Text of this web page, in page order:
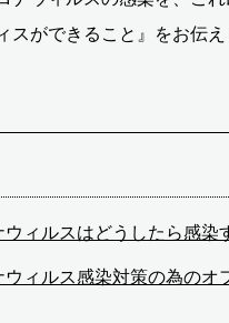
スができること』をお伝え
ウィルスはどうしたら感染
ウィルス感染対策の為のオ